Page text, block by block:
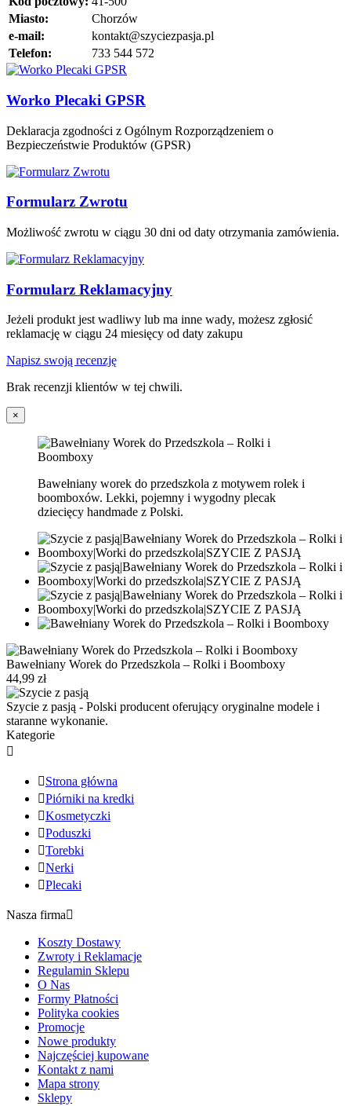
Miasto:
Chorzów
e-mail:
kontakt@szyciezpasja.pl
Telefon:
733 544 572
Worko Plecaki GPSR
Deklaracja zgodności z Ogólnym Rozporządzeniem o
Bezpieczeństwie Produktów (GPSR)
Formularz Zwrotu
Możliwość zwrotu w ciągu 30 dni od daty otrzymania zamówienia.
Formularz Reklamacyjny
Jeżeli produkt jest wadliwy lub ma inne wady, możesz zgłosić
reklamację w ciągu 24 miesięcy od daty zakupu
Napisz swoją recenzję
Brak recenzji klientów w tej chwili.
×
Bawełniany worek do przedszkola z motywem rolek i
boomboxów. Lekki, pojemny i wygodny plecak
dziecięcy handmade z Polski.
Bawełniany Worek do Przedszkola – Rolki i Boomboxy
44,99 zł
Szycie z pasją - Polski producent oferujący oryginalne modele i
staranne wykonanie.
Kategorie

Strona główna
Piórniki na kredki
Kosmetyczki
Poduszki
Torebki
Nerki
Plecaki
Nasza firma
Koszty Dostawy
Zwroty i Reklamacje
Regulamin Sklepu
O Nas
Formy Płatności
Polityka cookies
Promocje
Nowe produkty
Najczęściej kupowane
Kontakt z nami
Mapa strony
Sklepy